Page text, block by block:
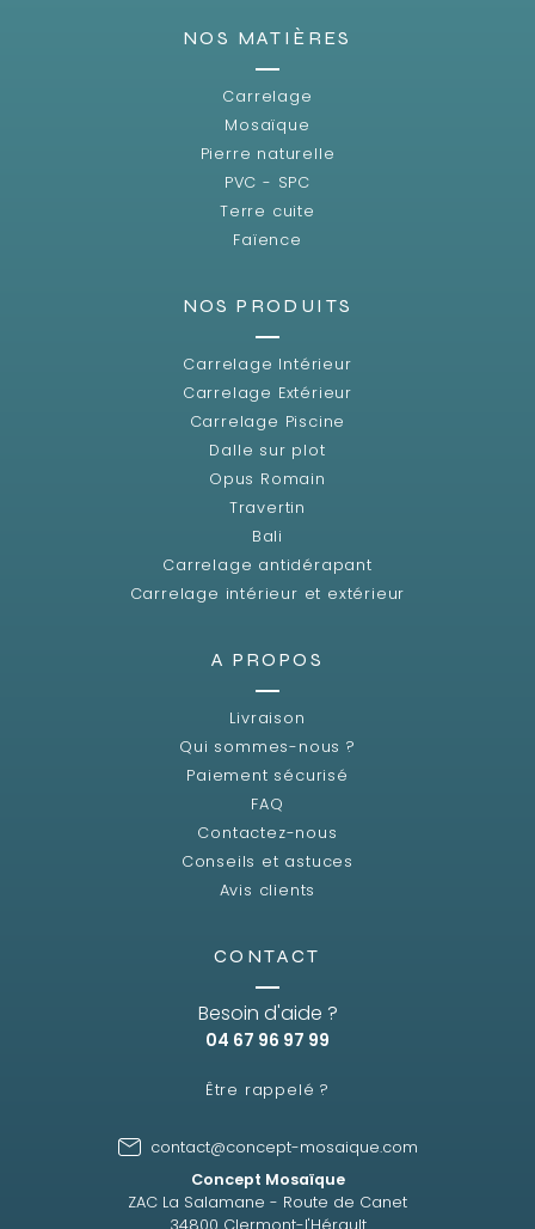
NOS MATIÈRES
Carrelage
Mosaïque
Pierre naturelle
PVC - SPC
Terre cuite
Faïence
NOS PRODUITS
Carrelage Intérieur
Carrelage Extérieur
Carrelage Piscine
Dalle sur plot
Opus Romain
Travertin
Bali
Carrelage antidérapant
Carrelage intérieur et extérieur
A PROPOS
Livraison
Qui sommes-nous ?
Paiement sécurisé
FAQ
Contactez-nous
Conseils et astuces
Avis clients
CONTACT
Besoin d'aide ?
04 67 96 97 99
Être rappelé ?
contact@concept-mosaique.com
Concept Mosaïque
ZAC La Salamane - Route de Canet